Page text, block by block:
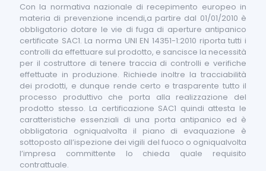
Con la normativa nazionale di recepimento europeo in
materia di prevenzione incendi,a partire dal 01/01/2010 è
obbligatorio dotare le vie di fuga di aperture antipanico
certificate SAC1. La norma UNI EN 14351-1:2010 riporta tutti i
controlli da effettuare sul prodotto, e sancisce la necessità
per il costruttore di tenere traccia di controlli e verifiche
effettuate in produzione. Richiede inoltre la tracciabilità
dei prodotti, e dunque rende certo e trasparente tutto il
processo produttivo che porta alla realizzazione del
prodotto stesso. La certificazione SAC1 quindi attesta le
caratteristiche essenziali di una porta antipanico ed è
obbligatoria ogniqualvolta il piano di evaquazione è
sottoposto all’ispezione dei vigili del fuoco o ogniqualvolta
l’impresa committente lo chieda quale requisito
contrattuale.